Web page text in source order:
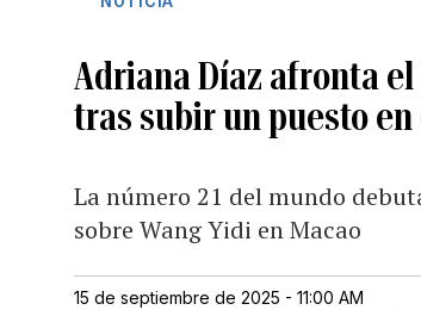
Adriana Díaz afronta
tras subir un puesto
La número 21 del mundo
sobre Wang Yidi en Macao
15 de septiembre de 2025 - 11:00 AM